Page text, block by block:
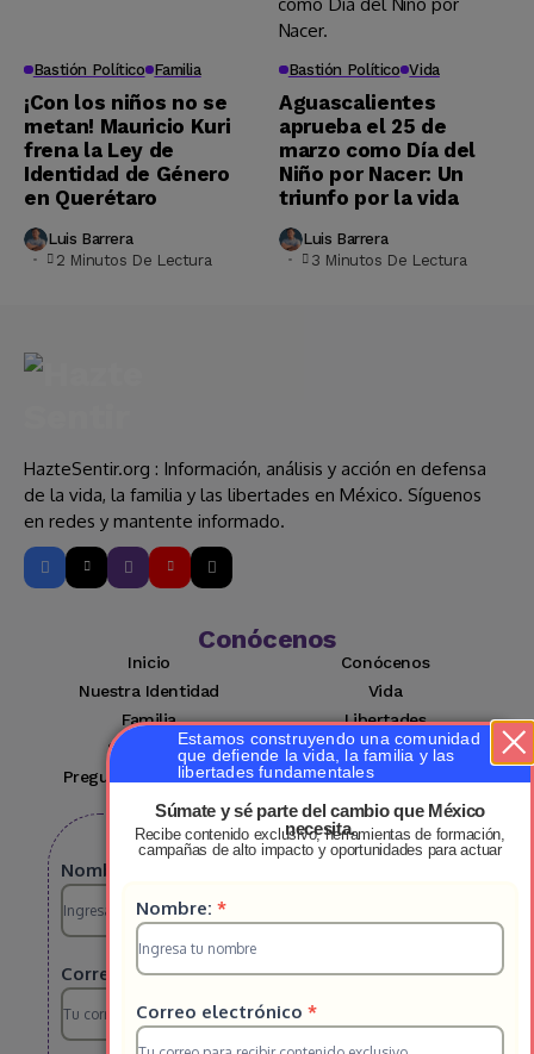
Bastión Político Familia
¡Con los niños no se
metan! Mauricio Kuri
frena la Ley de
Identidad de Género
en Querétaro
Luis Barrera
2 Minutos De Lectura
Bastión Político Vida
Aguascalientes
aprueba el 25 de
marzo como Día del
Niño por Nacer: Un
triunfo por la vida
Luis Barrera
3 Minutos De Lectura
HazteSentir.org : Información, análisis y acción en defensa
de la vida, la familia y las libertades en México. Síguenos
en redes y mantente informado.
Conócenos
Inicio
Conócenos
Nuestra Identidad
Vida
Familia
Libertades
Suscríbete
Mi cuenta
Preguntas Frecuentes
Contacto
Suscribete a nuestro boletin
Suscripcion
HS
2025
Nombre:
Correo electrónico*
Estamos construyendo una comunidad
que defiende la vida, la familia y las
libertades fundamentales
Súmate y sé parte del cambio que México
necesita.
Recibe contenido exclusivo, herramientas de formación,
campañas de alto impacto y oportunidades para actuar
Suscripcion
HS
2025
Nombre: *
Correo electrónico *